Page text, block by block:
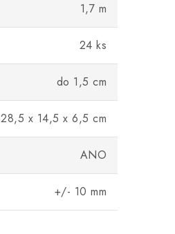
1,7 m
24 ks
do 1,5 cm
28,5 x 14,5 x 6,5 cm
ANO
+/- 10 mm